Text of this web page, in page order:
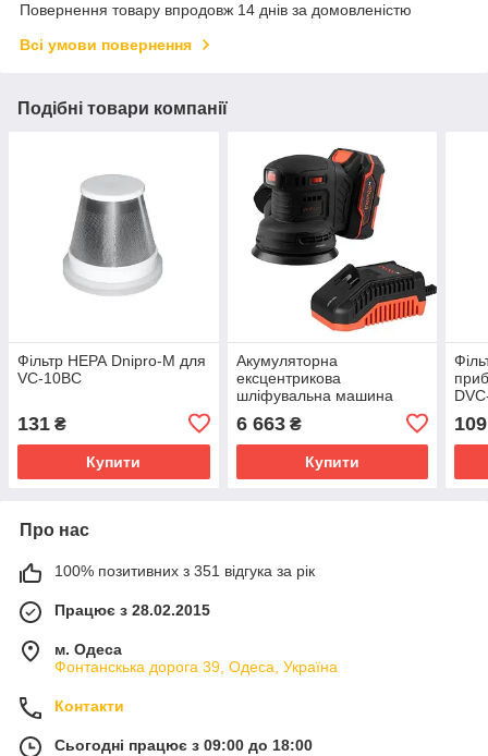
Повернення товару впродовж 14 днів за домовленістю
Всі умови повернення
Подібні товари компанії
Фільтр НЕРА Dnipro-M для
VC-10BC
131 ₴
Купити
Акумуляторна
ексцентрикова
шліфувальна машина
ULTRA + Акумуляторна
батарея BP-240 +
6 663₴
Купити
109
Про нас
100% позитивних з 351 відгука за рік
Працює з 28.02.2015
м. Одеса
Фонтанскька дорога 39, Одеса, Україна
Контакти
Сьогодні працює з 09:00 до 18:00